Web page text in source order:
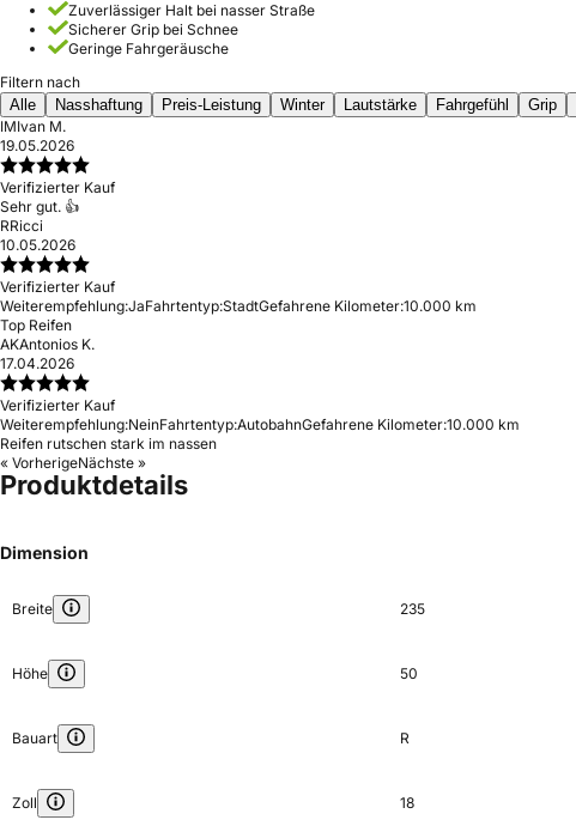
Zuverlässiger Halt bei nasser Straße
Sicherer Grip bei Schnee
Geringe Fahrgeräusche
Filtern nach
Alle
Nasshaftung Preis-Leistung Winter Lautstärke Fahrgefühl Grip
IMIvan M.
19.05.2026
Verifizierter Kauf
Sehr gut. 👍
RRicci
10.05.2026
Verifizierter Kauf
Weiterempfehlung:JaFahrtentyp:StadtGefahrene Kilometer:10.000 km
Top Reifen
AKAntonios K.
17.04.2026
Verifizierter Kauf
Weiterempfehlung:NeinFahrtentyp:AutobahnGefahrene Kilometer:10.000 km
Reifen rutschen stark im nassen
« VorherigeNächste »
Produktdetails
Dimension
Breite 235
Höhe 50
Bauart R
Zoll 18